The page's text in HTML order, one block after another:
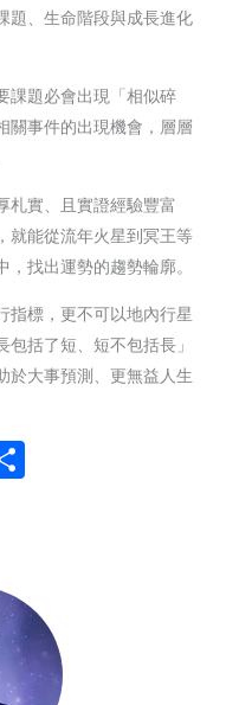
題、生命階段與成長進化
課題必會出現「相似碎
關事件的出現機會，層層
札實、且實證經驗豐富
就能從流年火星到冥王等
找出運勢的趨勢輪廓。
指標，更不可以地內行星
括了短、短不包括長」
於大事預測、更無益人生